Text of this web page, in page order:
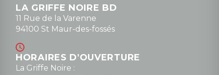
LA GRIFFE NOIRE BD
11 Rue de la Varenne
94100 St Maur-des-fossés
HORAIRES D'OUVERTURE
La Griffe Noire :